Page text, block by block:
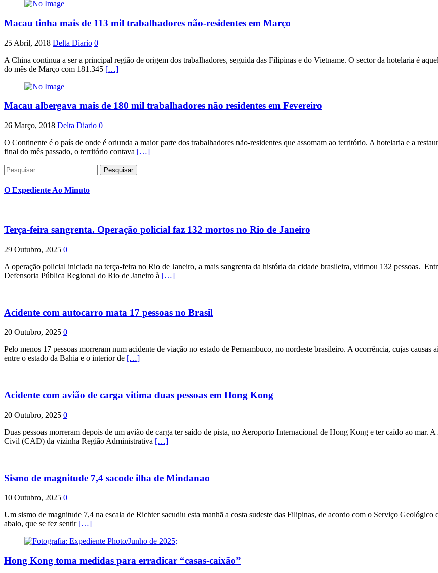
Macau tinha mais de 113 mil trabalhadores não-residentes em Março
25 Abril, 2018 Delta Diario 0
A China continua a ser a principal região de origem dos trabalhadores, seguida das Filipinas e do Vietname. O sector da hotelaria é
do mês de Março com 181.345 […]
Macau albergava mais de 180 mil trabalhadores não residentes em Fevereiro
26 Março, 2018 Delta Diario 0
O Continente é o país de onde é oriunda a maior parte dos trabalhadores não-residentes que assomam ao território. A hotelaria e a
final do mês passado, o território contava […]
Pesquisar
por:
O Expediente Ao Minuto
Terça-feira sangrenta. Operação policial faz 132 mortos no Rio de Janeiro
29 Outubro, 2025 0
A operação policial iniciada na terça-feira no Rio de Janeiro, a mais sangrenta da história da cidade brasileira, vitimou 132 pessoas.
Defensoria Pública Regional do Rio de Janeiro à […]
Acidente com autocarro mata 17 pessoas no Brasil
20 Outubro, 2025 0
Pelo menos 17 pessoas morreram num acidente de viação no estado de Pernambuco, no nordeste brasileiro. A ocorrência, cujas
entre o estado da Bahia e o interior de […]
Acidente com avião de carga vitima duas pessoas em Hong Kong
20 Outubro, 2025 0
Duas pessoas morreram depois de um avião de carga ter saído de pista, no Aeroporto Internacional de Hong Kong e ter caído ao mar.
Civil (CAD) da vizinha Região Administrativa […]
Sismo de magnitude 7,4 sacode ilha de Mindanao
10 Outubro, 2025 0
Um sismo de magnitude 7,4 na escala de Richter sacudiu esta manhã a costa sudeste das Filipinas, de acordo com o Serviço
abalo, que se fez sentir […]
Hong Kong toma medidas para erradicar “casas-caixão”